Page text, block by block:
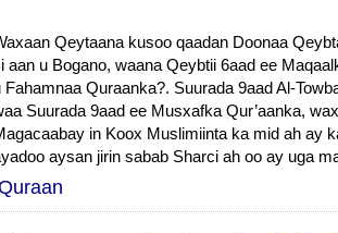
Qeytaana kusoo qaadan Doonaa
aan u Bogano, waana Qeybtii 6aad ee
Fahamnaa Quraanka?. Suurada 9aad Al-
Suurada 9aad ee Musxafka Qur’aanka,
in Koox Muslimiinta ka mid ah ay
aysan jirin sabab Sharci ah oo ay uga